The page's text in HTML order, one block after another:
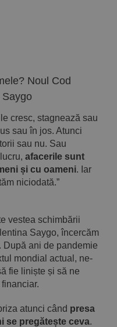
Noul Cod
cresc, stagnează sau
sau în jos. Atunci
sau nu. Sau
afacerile sunt
și cu oameni. Iar
niciodată.”
vestea schimbării
Saygo, încercăm
ani de pandemie
mondial actual, ne-
fie liniște și să ne
atunci când presa
se pregătește ceva.